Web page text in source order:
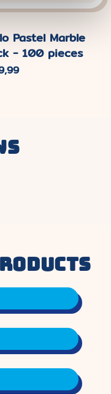
Pastel Marble
- 100 pieces